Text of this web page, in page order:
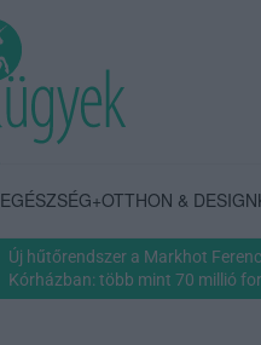
EGÉSZSÉG+OTTHON & DESIGN
Új hűtőrendszer a Markhot Ferenc
Kórházban: több mint 70 millió